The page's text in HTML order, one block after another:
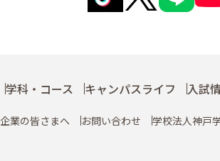
学科・コース キャンパスライフ 入試
企業の皆さまへ お問い合わせ 学校法人神戸